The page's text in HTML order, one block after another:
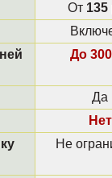
От 135
До
Да
Нет
Не